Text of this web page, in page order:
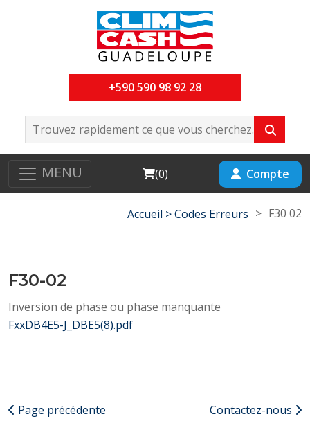
+590 590 98 92 28
MENU Cart
(0) Compte
Accueil >Codes Erreurs > F30 02
F30-02
Inversion de phase ou phase manquante
FxxDB4E5-J_DBE5(8).pdf
Page précédente Contactez-nous